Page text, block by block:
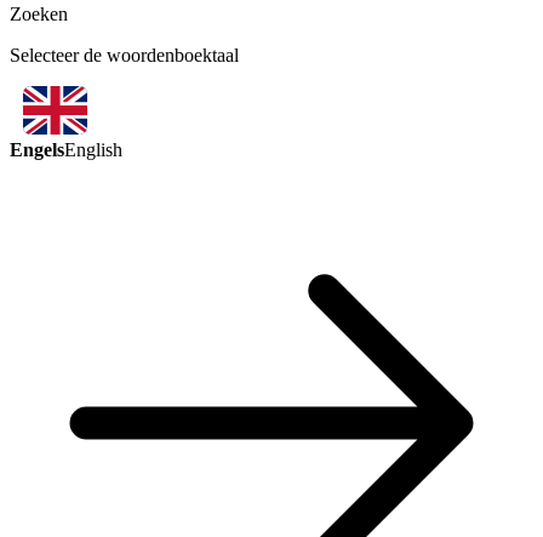
Zoeken
Selecteer de woordenboektaal
EngelsEnglish